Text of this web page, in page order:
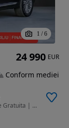
1 / 6
1995 cm3 • 231 CP • GARANTIE 12-36 Luni | Revizie Gratuita | Finantare | Rulaj Certificat
24 990 EUR
Conform mediei